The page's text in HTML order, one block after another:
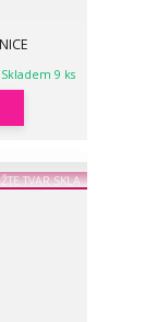
Skladem 9 ks
TVAR SKLA